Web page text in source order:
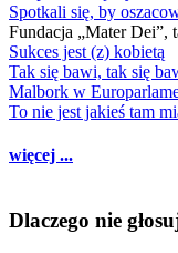
Spotkali się, by
Fundacja „Mater Dei”,
Sukces jest (z) kobietą
Tak się bawi, tak się
Malbork w
To nie jest jakieś tam
więcej ...
Dlaczego nie